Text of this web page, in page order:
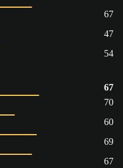
67
47
54
67
70
60
69
67